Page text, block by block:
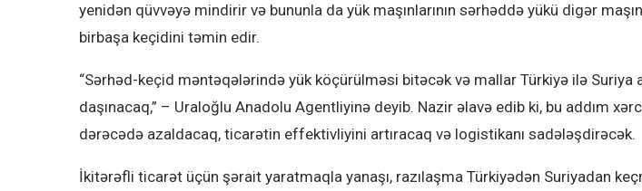
yenidən qüvvəyə mindirir və bununla da yük maşınlarının sərhəddə yükü digər
birbaşa keçidini təmin edir.
“Sərhəd-keçid məntəqələrində yük köçürülməsi bitəcək və mallar Türkiyə ilə Suriya
daşınacaq,” – Uraloğlu Anadolu Agentliyinə deyib. Nazir əlavə edib ki, bu addım
dərəcədə azaldacaq, ticarətin effektivliyini artıracaq və logistikanı sadələşdirəcək.
İkitərəfli ticarət üçün şərait yaratmaqla yanaşı, razılaşma Türkiyədən Suriyadan